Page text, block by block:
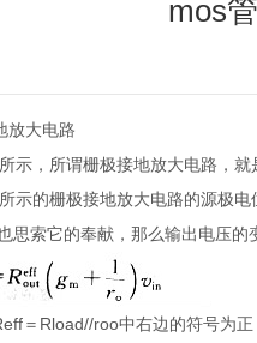
mos
放大电路
示，所谓栅极接地放大电路，
示的栅极接地放大电路的源极
思索它的奉献，那么输出电压的
＝Rload//roo中右边的符号为